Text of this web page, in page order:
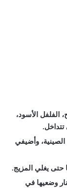
الفلفل الأسود،
وأضيفي
حتى يغلي المزيج.
وضعيها في